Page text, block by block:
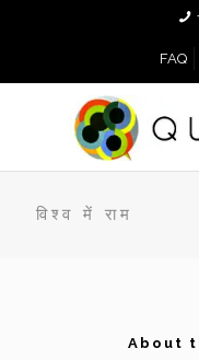
FAQ
विश्व में राम
About